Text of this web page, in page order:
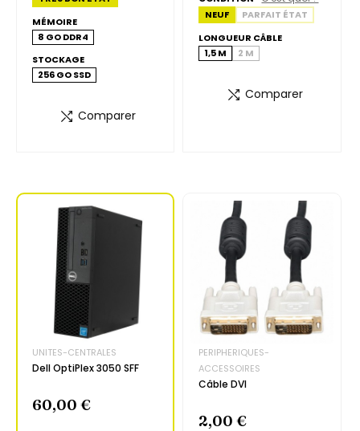
MÉMOIRE
8 GO DDR4
STOCKAGE
256 GO SSD
Comparer
NEUF
PARFAIT ÉTAT
LONGUEUR CÂBLE
1,5 M
2 M
Comparer
Tarif Solidaire
UNITES-CENTRALES
Dell OptiPlex 3050 SFF
60,00 €
PERIPHERIQUES-
ACCESSOIRES
Câble DVI
2,00 €